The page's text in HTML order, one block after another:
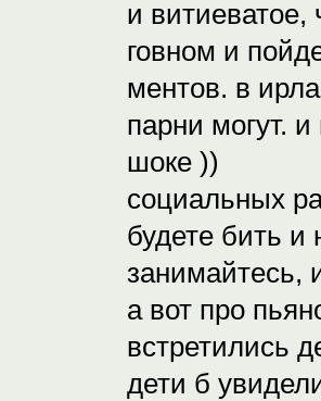
и
говном и
ментов. в
парни могут.
шоке ))
социальных
будете бить
занимайтесь,
а вот про
встретились
дети б